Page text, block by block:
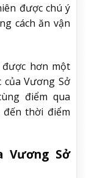
được chú ý
cách ăn vận
hơn một
Vương Sở
điểm qua
thời điểm
Vương Sở